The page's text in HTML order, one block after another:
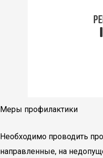
Меры профилактики
Необходимо проводить
направленные, на